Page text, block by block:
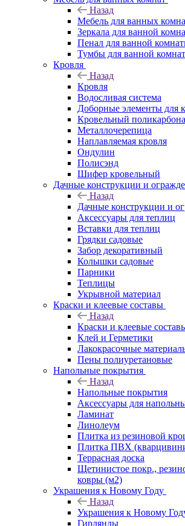
Назад
Мебель для ванных
Зеркала для ванной
Пенал для ванной
Тумбы для ванной
Кровля
Назад
Кровля
Водосливая система
Доборные элементы для
Кровельный
Металлочерепица
Наплавляемая кровля
Ондулин
Полисэнд
Шифер кровельный
Дачные конструкции и
Назад
Дачные конструкции и
Аксессуары для теплиц
Вставки для теплиц
Грядки садовые
Забор декоративный
Колышки садовые
Парники
Теплицы
Укрывной материал
Краски и клеевые составы
Назад
Краски и клеевые
Клей и Герметики
Лакокрасочные
Пены полиуретановые
Напольные покрытия
Назад
Напольные покрытия
Аксессуары для
Ламинат
Линолеум
Плитка из резиновой
Плитка ПВХ
Террасная доска
Щетинистое покр.,
ковры (м2)
Украшения к Новому Году
Назад
Украшения к Новому
Гирлянды